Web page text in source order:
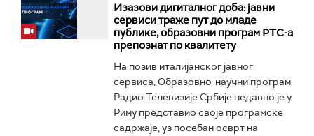
Изазови дигиталног доба: јавни
сервиси траже пут до младе
публике, образовни програм РТС-а
препознат по квалитету
На позив италијанског јавног
сервиса, Образовно-научни програм
Радио Телевизије Србије недавно је у
Риму представио своје програмске
садржаје, уз посебан осврт на